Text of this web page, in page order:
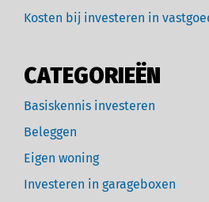
Kosten bij investeren in
CATEGORIEËN
Basiskennis investeren
Beleggen
Eigen woning
Investeren in garageboxen